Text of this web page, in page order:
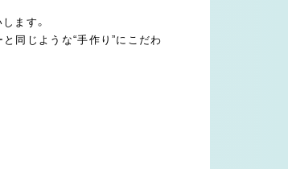
ます。
同じような“手作り”にこだわ